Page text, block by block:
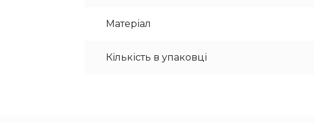
Матеріал
Кількість в упаковці